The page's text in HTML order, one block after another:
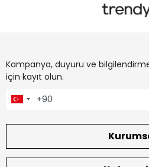
Kampanya, duyuru ve
için kayıt olun.